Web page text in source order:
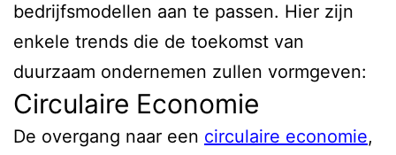
bedrijfsmodellen aan te passen. Hier zijn
enkele trends die de toekomst van
duurzaam ondernemen zullen vormgeven:
Circulaire Economie
De overgang naar een circulaire economie,